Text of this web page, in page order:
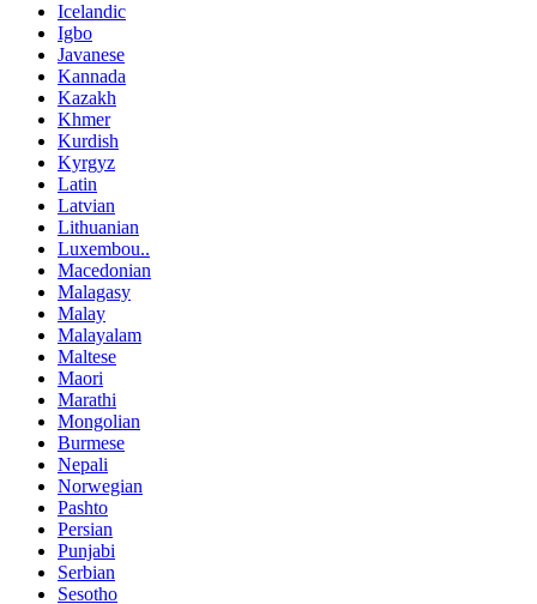
Icelandic
Igbo
Javanese
Kannada
Kazakh
Khmer
Kurdish
Kyrgyz
Latin
Latvian
Lithuanian
Luxembou..
Macedonian
Malagasy
Malay
Malayalam
Maltese
Maori
Marathi
Mongolian
Burmese
Nepali
Norwegian
Pashto
Persian
Punjabi
Serbian
Sesotho